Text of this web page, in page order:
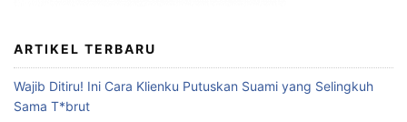
ARTIKEL TERBARU
Wajib Ditiru! Ini Cara Klienku Putuskan Suami yang Selingkuh
Sama T*brut